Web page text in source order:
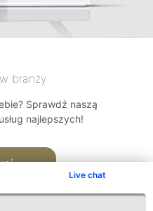
Live chat
branży
Sprawdź naszą
najlepszych!